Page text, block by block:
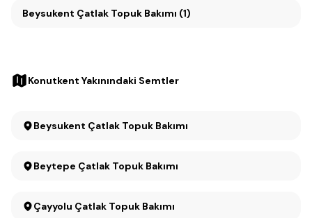
Beysukent Çatlak Topuk Bakımı (1)
Konutkent Yakınındaki Semtler
Beysukent Çatlak Topuk Bakımı
Beytepe Çatlak Topuk Bakımı
Çayyolu Çatlak Topuk Bakımı